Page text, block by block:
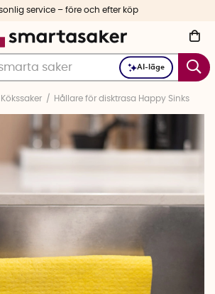
AI-läge
service – före och efter köp
Kökssaker Hållare för disktrasa Happy Sinks